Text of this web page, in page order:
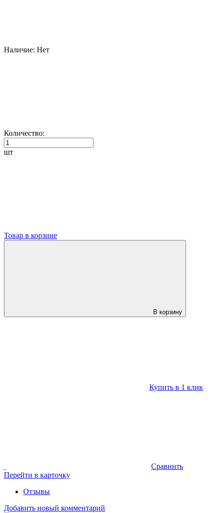
Наличие: Нет
Количество:
шт
Товар в корзине
В корзину
Купить в 1 клик
Сравнить
Перейти в карточку
Отзывы
Добавить новый комментарий